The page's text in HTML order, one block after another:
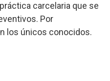
carcelaria que se
Por
los únicos conocidos.